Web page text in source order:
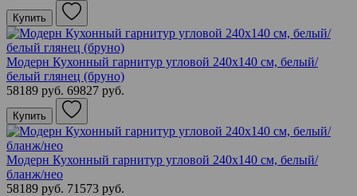
Купить
Модерн Кухонный гарнитур угловой 240х140 см, белый/
белый глянец (бруно)
58189 руб. 69827 руб.
Купить
Модерн Кухонный гарнитур угловой 240х140 см, белый/
бланж/нео
58189 руб. 71573 руб.